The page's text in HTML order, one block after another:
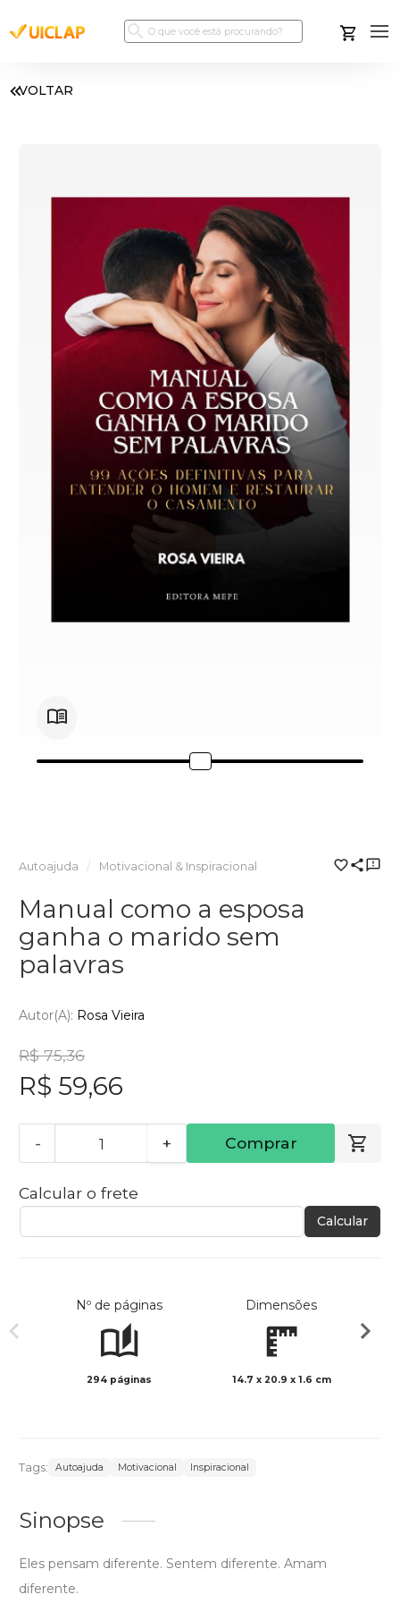
VOLTAR
Autoajuda Motivacional & Inspiracional
Manual como a esposa
ganha o marido sem
palavras
Autor(a): Rosa Vieira
R$ 75,36
R$ 59,66
- + Comprar
Calcular o frete
Calcular
Nº de páginas
294 páginas
Dimensões
14.7 x 20.9 x 1.6 cm
Tags: Autoajuda Motivacional Inspiracional
Sinopse
Eles pensam diferente. Sentem diferente. Amam
diferente.